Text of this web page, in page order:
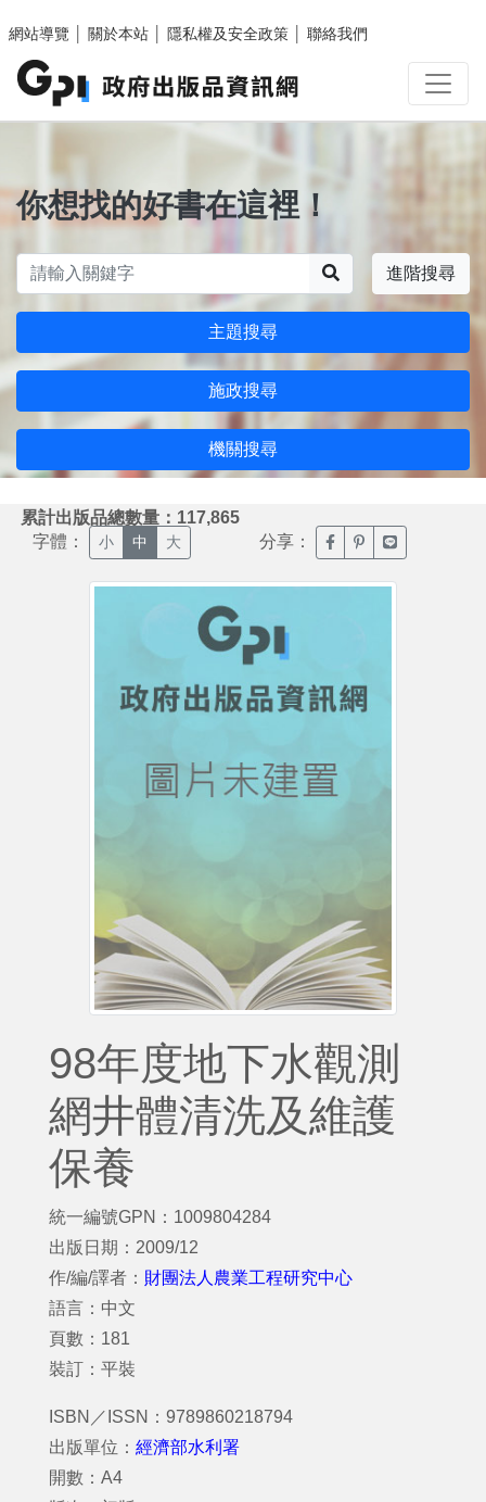
網站導覽
關於本站 隱私權及安全政策 聯絡我們
你想找的好書在這裡！
進階搜尋
主題搜尋
施政搜尋
機關搜尋
累計出版品總數量：117,865
字體： 小 中 大 分享： 臉書分享(另開新視窗)
噗浪分享(另開新
Line分享(另
98年度地下水觀測
網井體清洗及維護
保養
統一編號GPN：1009804284
出版日期：2009/12
作/編/譯者： 財團法人農業工程研究中心
語言：中文
頁數：181
裝訂：平裝
ISBN／ISSN：9789860218794
出版單位： 經濟部水利署
開數：A4